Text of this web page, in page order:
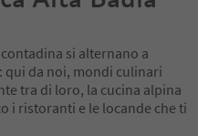
si alternano a
qui da noi, mondi culinari
tra di loro, la cucina alpina
i ristoranti e le locande che ti